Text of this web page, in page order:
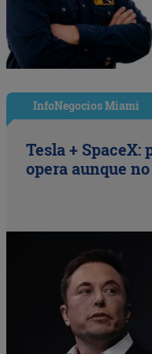
InfoNegocios Miami
Tesla + SpaceX:
opera aunque